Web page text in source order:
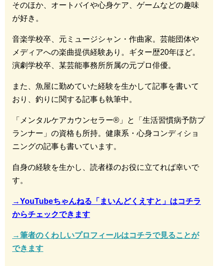
そのほか、オートバイや心身ケア、ゲームなどの趣味
が好き。
音楽学校卒、元ミュージシャン・作曲家。芸能団体や
メディアへの楽曲提供経験あり。ギター歴20年ほど。
演劇学校卒、某芸能事務所所属の元プロ俳優。
また、魚屋に勤めていた経験を生かして記事を書いて
おり、釣りに関する記事も執筆中。
「メンタルケアカウンセラー®︎」と「生活習慣病予防プ
ランナー」の資格も所持。健康系・心身コンディショ
ニングの記事も書いています。
自身の経験を生かし、読者様のお役に立てれば幸いで
す。
→YouTubeちゃんねる「まいんどくえすと」はコチラ
からチェックできます
→筆者のくわしいプロフィールはコチラで見ることが
できます